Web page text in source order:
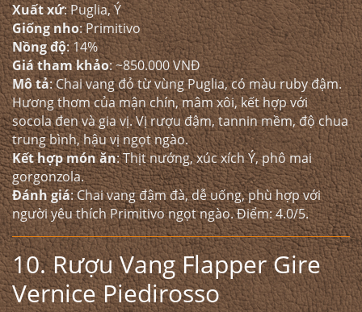
Xuất xứ: Puglia, Ý
Giống nho: Primitivo
Nồng độ: 14%
Giá tham khảo: ~850.000 VNĐ
Mô tả: Chai vang đỏ từ vùng Puglia, có màu ruby đậm.
Hương thơm của mận chín, mâm xôi, kết hợp với
socola đen và gia vị. Vị rượu đậm, tannin mềm, độ chua
trung bình, hậu vị ngọt ngào.
Kết hợp món ăn: Thịt nướng, xúc xích Ý, phô mai
gorgonzola.
Đánh giá: Chai vang đậm đà, dễ uống, phù hợp với
người yêu thích Primitivo ngọt ngào. Điểm: 4.0/5.
10. Rượu Vang Flapper Gire
Vernice Piedirosso